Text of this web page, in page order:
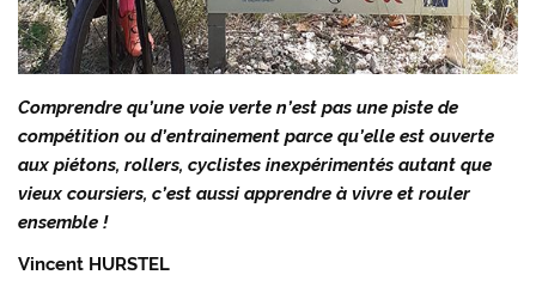
Comprendre qu’une voie verte n’est pas une piste de
compétition ou d’entrainement parce qu’elle est ouverte
aux piétons, rollers, cyclistes inexpérimentés autant que
vieux coursiers, c’est aussi apprendre à vivre et rouler
ensemble !
Vincent HURSTEL